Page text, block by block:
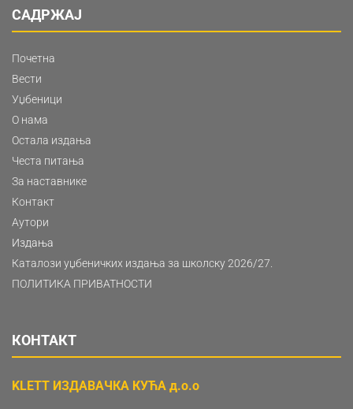
САДРЖАЈ
Почетна
Вести
Уџбеници
О нама
Остала издања
Честа питања
За наставнике
Контакт
Аутори
Издања
Каталози уџбеничких издања за школску 2026/27.
ПОЛИТИКА ПРИВАТНОСТИ
КОНТАКТ
KLETT ИЗДАВАЧКА КУЋА д.о.о